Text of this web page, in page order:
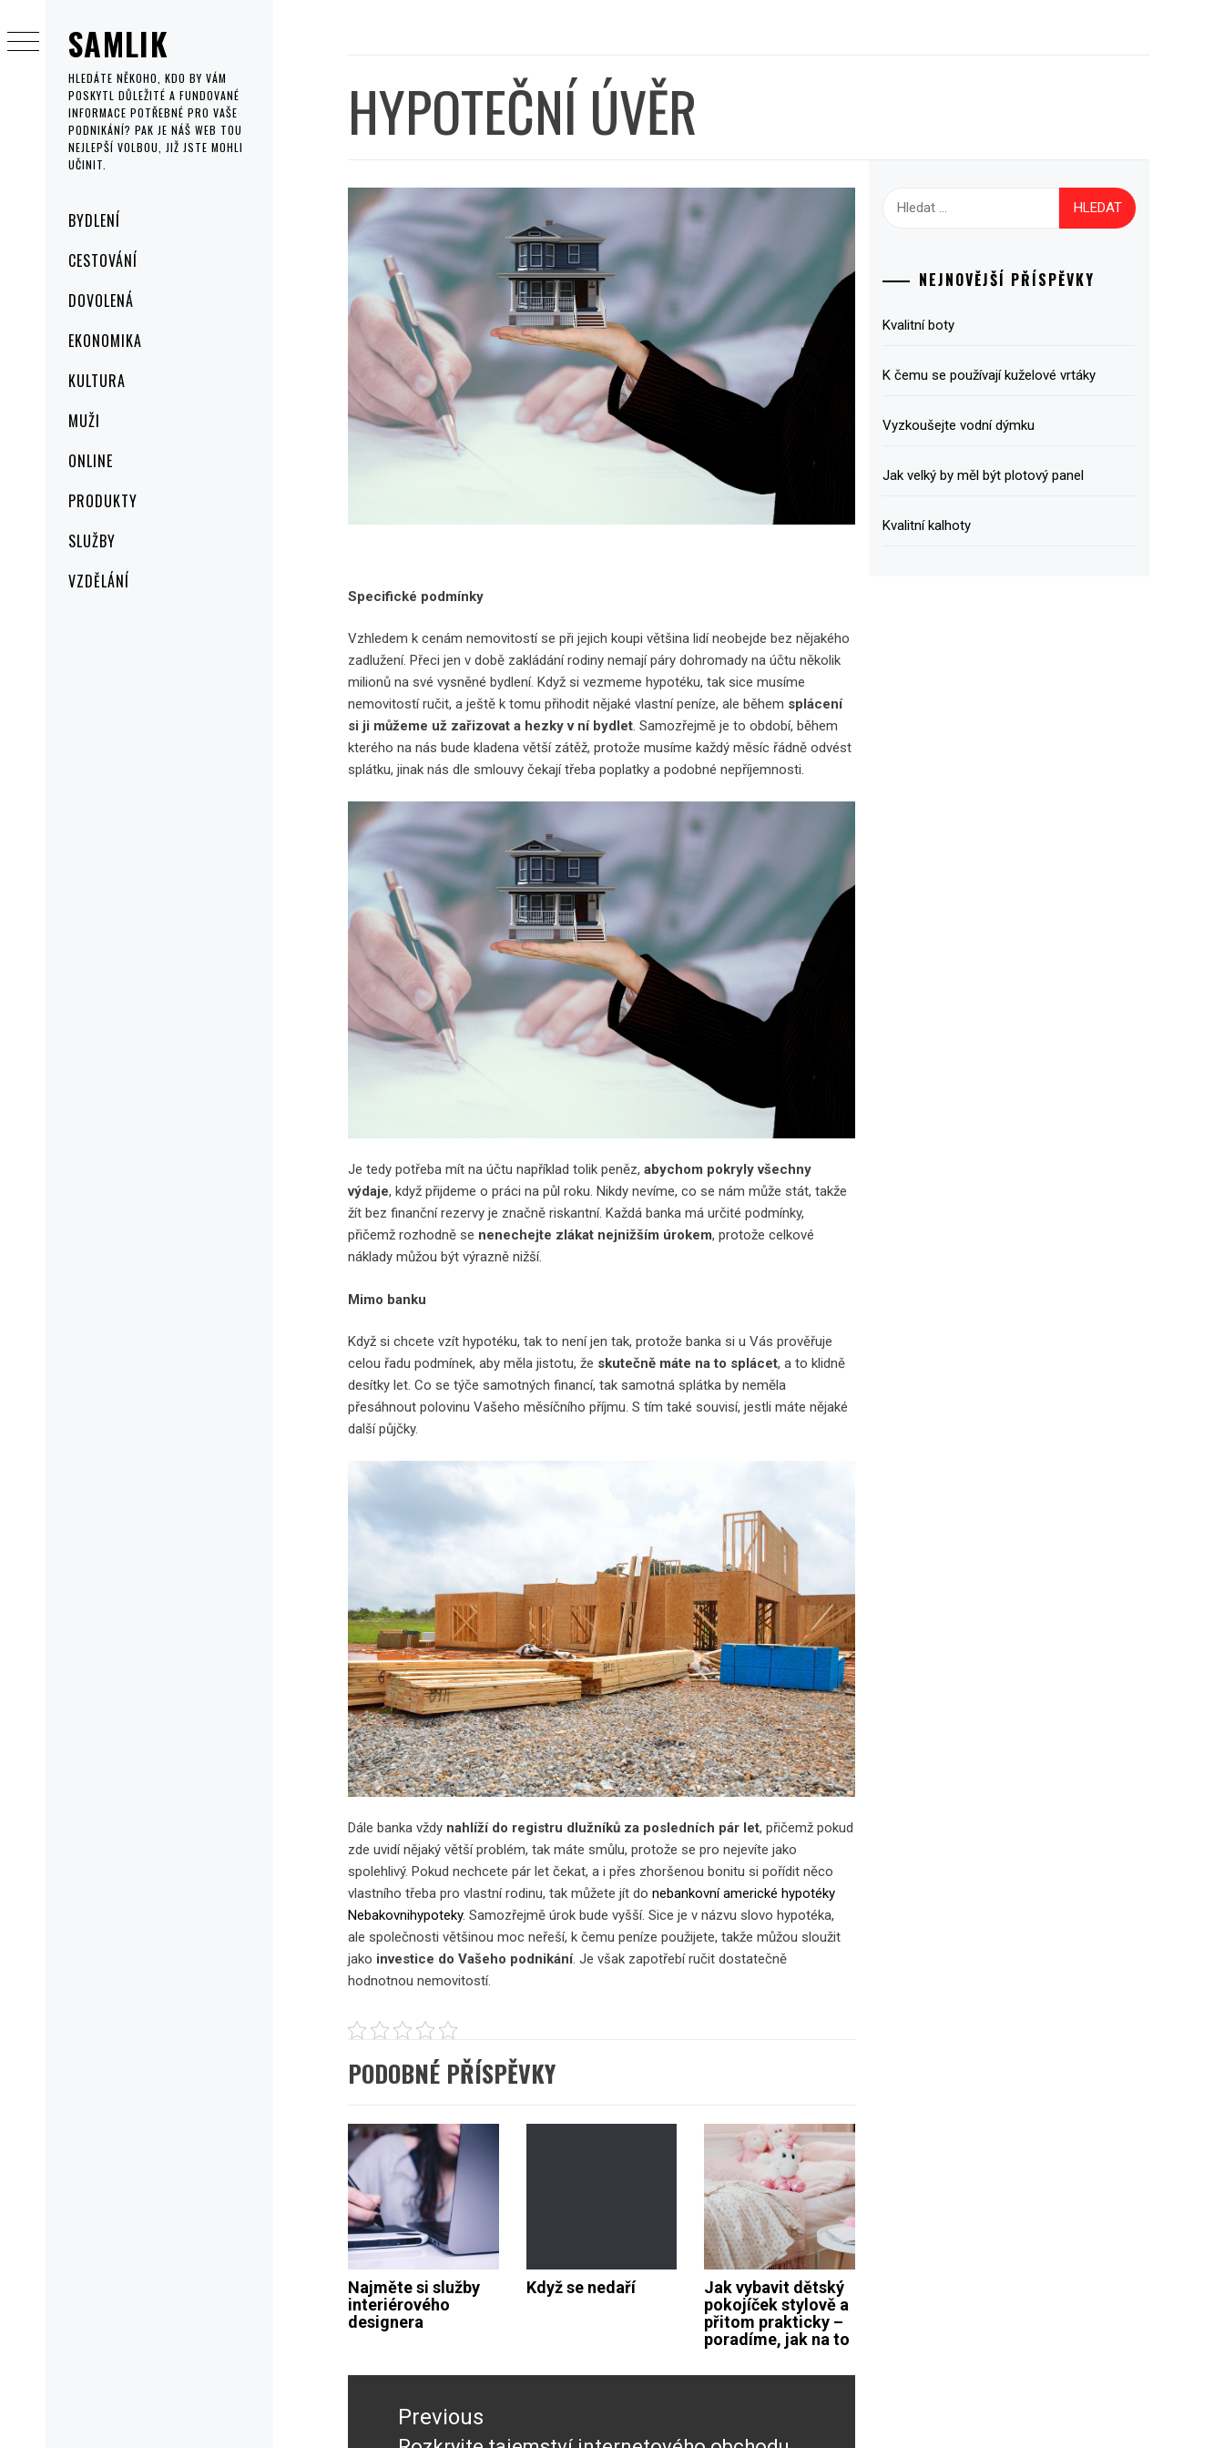
SAMLIK
HLEDÁTE NĚKOHO, KDO BY VÁM
POSKYTL DŮLEŽITÉ A FUNDOVANÉ
INFORMACE POTŘEBNÉ PRO VAŠE
PODNIKÁNÍ? PAK JE NÁŠ WEB TOU
NEJLEPŠÍ VOLBOU, JIŽ JSTE MOHLI
UČINIT.
MenuBYDLENÍ
CESTOVÁNÍ
DOVOLENÁ
EKONOMIKA
KULTURA
MUŽI
ONLINE
PRODUKTY
SLUŽBY
VZDĚLÁNÍ
to
content
HYPOTEČNÍ ÚVĚR
Specifické podmínky
Vzhledem k cenám nemovitostí se při jejich koupi většina lidí neobejde bez nějakého
zadlužení. Přeci jen v době zakládání rodiny nemají páry dohromady na účtu několik
milionů na své vysněné bydlení. Když si vezmeme hypotéku, tak sice musíme
nemovitostí ručit, a ještě k tomu přihodit nějaké vlastní peníze, ale během splácení
si ji můžeme už zařizovat a hezky v ní bydlet. Samozřejmě je to období, během
kterého na nás bude kladena větší zátěž, protože musíme každý měsíc řádně odvést
splátku, jinak nás dle smlouvy čekají třeba poplatky a podobné nepříjemnosti.
Je tedy potřeba mít na účtu například tolik peněz,abychom pokryly všechny
výdaje, když přijdeme o práci na půl roku. Nikdy nevíme, co se nám může stát, takže
žít bez finanční rezervy je značně riskantní. Každá banka má určité podmínky,
přičemž rozhodně se nenechejte zlákat nejnižším úrokem, protože celkové
náklady můžou být výrazně nižší.
Mimo banku
Když si chcete vzít hypotéku, tak to není jen tak, protože banka si u Vás prověřuje
celou řadu podmínek, aby měla jistotu, že skutečně máte na to splácet, a to klidně
desítky let. Co se týče samotných financí, tak samotná splátka by neměla
přesáhnout polovinu Vašeho měsíčního příjmu. S tím také souvisí, jestli máte nějaké
další půjčky.
Dále banka vždy nahlíží do registru dlužníků za posledních pár let, přičemž pokud
zde uvidí nějaký větší problém, tak máte smůlu, protože se pro nejevíte jako
spolehlivý. Pokud nechcete pár let čekat, a i přes zhoršenou bonitu si pořídit něco
vlastního třeba pro vlastní rodinu, tak můžete jít donebankovní americké hypotéky
Nebakovnihypoteky. Samozřejmě úrok bude vyšší. Sice je v názvu slovo hypotéka,
ale společnosti většinou moc neřeší, k čemu peníze použijete, takže můžou sloužit
jako investice do Vašeho podnikání. Je však zapotřebí ručit dostatečně
hodnotnou nemovitostí.
PODOBNÉ PŘÍSPĚVKY
Najměte si služby
interiérového
designera
Když se nedaří
Jak vybavit dětský
pokojíček stylově a
přitom prakticky –
poradíme, jak na to
Navigace
příspěvek
Previous
NEJNOVĚJŠÍ PŘÍSPĚVKY
Kvalitní boty
K čemu se používají kuželové vrtáky
Vyzkoušejte vodní dýmku
Jak velký by měl být plotový panel
Kvalitní kalhoty